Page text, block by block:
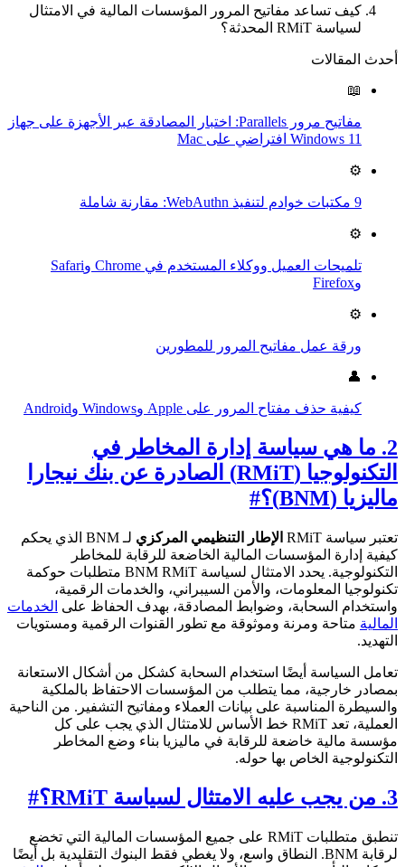
كيف تساعد مفاتيح المرور المؤسسات المالية في الامتثال
لسياسة RMiT المحدثة؟
أحدث المقالات
📖
مفاتيح مرور Parallels: اختبار المصادقة عبر الأجهزة على جهاز
Windows 11 افتراضي على Mac
⚙️
9 مكتبات خوادم لتنفيذ WebAuthn: مقارنة شاملة
⚙️
تلميحات العميل ووكلاء المستخدم في Chrome وSafari
وFirefox
⚙️
ورقة عمل مفاتيح المرور للمطورين
👤
كيفية حذف مفتاح المرور على Apple وWindows وAndroid
2. ما هي سياسة إدارة المخاطر في
التكنولوجيا (RMiT) الصادرة عن بنك نيجارا
ماليزيا (BNM)؟
#
تعتبر سياسة RMiT الإطار التنظيمي المركزي
لـ BNM الذي يحكم
كيفية إدارة المؤسسات المالية الخاضعة للرقابة للمخاطر
التكنولوجية. يحدد الامتثال لسياسة BNM RMiT متطلبات حوكمة
تكنولوجيا المعلومات، والأمن السيبراني، والخدمات الرقمية،
واستخدام السحابة، وضوابط المصادقة، بهدف الحفاظ على الخدمات
المالية متاحة ومرنة وموثوقة مع تطور القنوات الرقمية ومستويات
التهديد.
تعامل السياسة أيضًا استخدام السحابة كشكل من أشكال الاستعانة
بمصادر خارجية، مما يتطلب من المؤسسات الاحتفاظ بالملكية
والسيطرة المناسبة على بيانات العملاء ومفاتيح التشفير. من الناحية
العملية، تعد RMiT خط الأساس للامتثال الذي يجب على كل
مؤسسة مالية خاضعة للرقابة في ماليزيا بناء وضع المخاطر
التكنولوجية الخاص بها حوله.
3. من يجب عليه الامتثال لسياسة RMiT؟ #
تنطبق متطلبات RMiT على جميع المؤسسات المالية التي تخضع
لرقابة BNM. النطاق واسع، ولا يغطي فقط البنوك التقليدية بل أيضًا